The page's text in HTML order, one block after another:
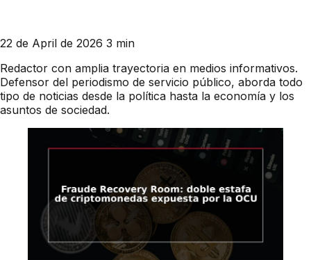
22 de April de 2026 3 min
Redactor con amplia trayectoria en medios informativos.
Defensor del periodismo de servicio público, aborda todo
tipo de noticias desde la política hasta la economía y los
asuntos de sociedad.